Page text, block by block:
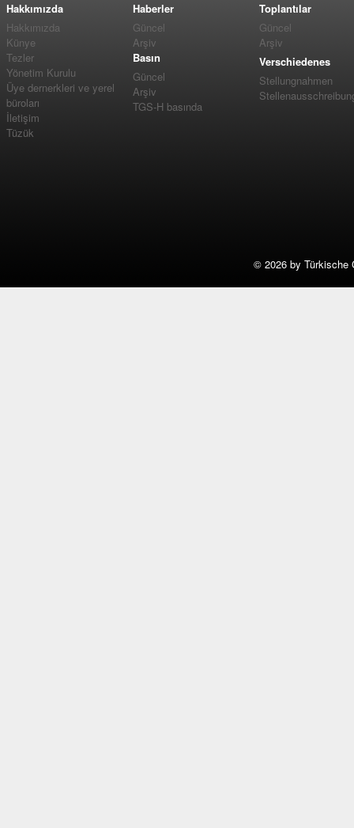
Hakkımızda
Hakkımızda
Künye
Tezler
Yönetim Kurulu
Üye dernerkleri ve yerel
büroları
İletişim
Tüzük
Haberler
Güncel
Arşiv
Basın
Güncel
Arşiv
TGS-H basında
Toplantılar
Güncel
Arşiv
Verschiedenes
Stellungnahmen
© 2026 by Türkische